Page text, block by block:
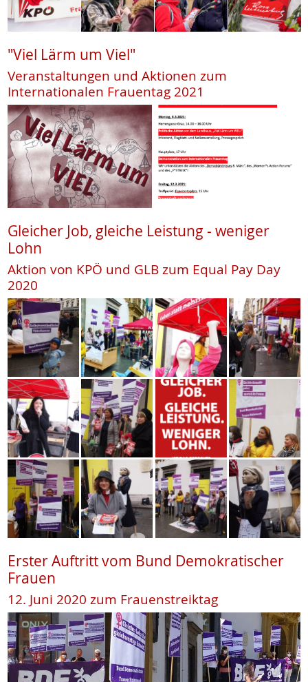
"Viel Lärm um Viel"
Veranstaltungen und Aktionen zum
Internationalen Frauentag 2021
Gleicher Job, gleiche Leistung - weniger
Lohn
Aktion von KPÖ und GLB zum Equal Pay Day
2020
Erster Auftritt vom Bund Demokratischer
Frauen
12. Juni 2020 zum Frauenstreiktag